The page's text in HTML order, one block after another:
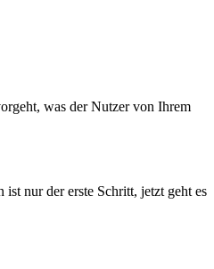
was der Nutzer von Ihrem
nur der erste Schritt, jetzt geht es